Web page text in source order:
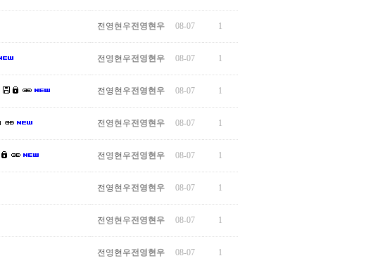
전영현우전영현우 08-07 1
전영현우전영현우 08-07 1
전영현우전영현우 08-07 1
전영현우전영현우 08-07 1
전영현우전영현우 08-07 1
전영현우전영현우 08-07 1
전영현우전영현우 08-07 1
전영현우전영현우 08-07 1